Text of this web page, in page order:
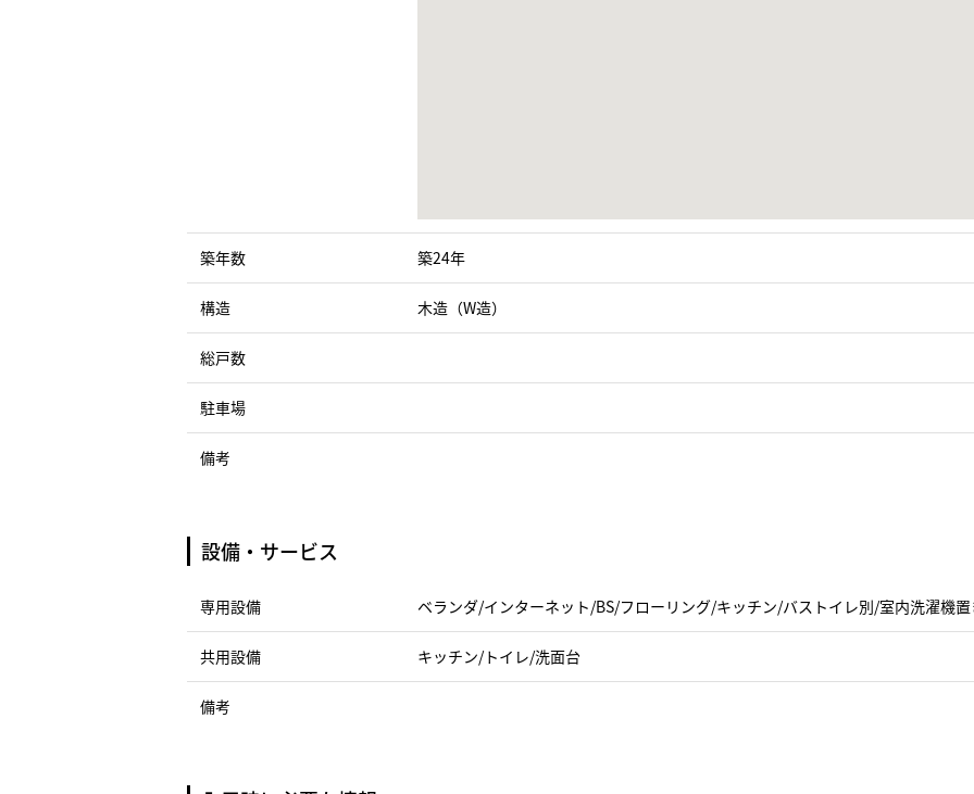
築年数 築24年
構造 木造（W造）
総戸数
駐車場
備考
設備・サービス
専用設備 ベランダ/インターネット/BS/フローリング/キッチン/バストイレ別/室内洗濯機
共用設備 キッチン/トイレ/洗面台
備考